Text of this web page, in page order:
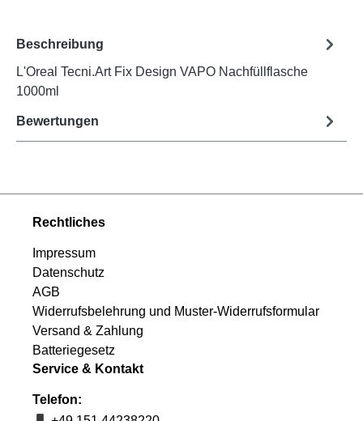
Beschreibung
L'Oreal Tecni.Art Fix Design VAPO Nachfüllflasche
1000ml
Bewertungen
Rechtliches
Impressum
Datenschutz
AGB
Widerrufsbelehrung und Muster-Widerrufsformular
Versand & Zahlung
Batteriegesetz
Service & Kontakt
Telefon: